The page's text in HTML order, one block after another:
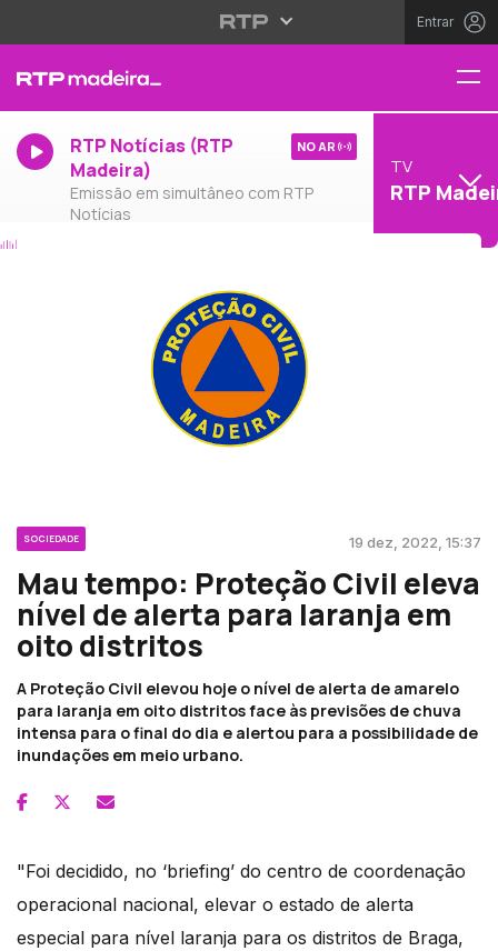
Entrar
RTP Notícias (RTP
Madeira)
Emissão em simultâneo com RTP
Notícias
NO AR
TV
RTP
SOCIEDADE 19 dez, 2022, 15:37
Mau tempo: Proteção Civil eleva
nível de alerta para laranja em
oito distritos
A Proteção Civil elevou hoje o nível de alerta de amarelo
para laranja em oito distritos face às previsões de chuva
intensa para o final do dia e alertou para a possibilidade de
inundações em meio urbano.
"Foi decidido, no ‘briefing’ do centro de coordenação
operacional nacional, elevar o estado de alerta
especial para nível laranja para os distritos de Braga,